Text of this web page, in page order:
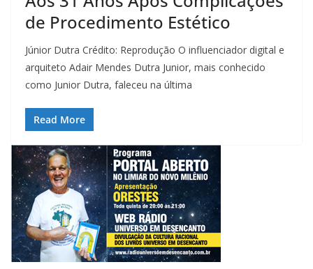
de Procedimento Estético
Júnior Dutra Crédito: Reprodução O influenciador digital e
arquiteto Adair Mendes Dutra Junior, mais conhecido
como Junior Dutra, faleceu na última
Read More